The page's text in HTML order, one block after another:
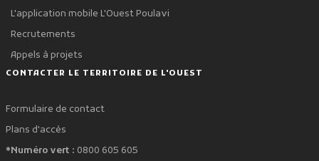
L'application mobile L'Ouest Poulavi
Recrutements
Appels à projets
CONTACTER LE TERRITOIRE DE L'OUEST
Formulaire de contact
Plans d'accès
*Numéro vert : 0800 605 605